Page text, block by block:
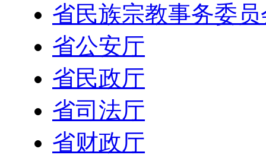
省民族宗教事务委员
省公安厅
省民政厅
省司法厅
省财政厅